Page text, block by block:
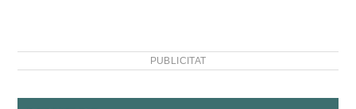
PUBLICITAT